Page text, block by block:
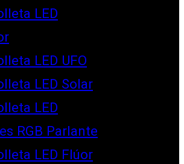
LED
LED UFO
LED Solar
LED
RGB Parlante
LED Flúor